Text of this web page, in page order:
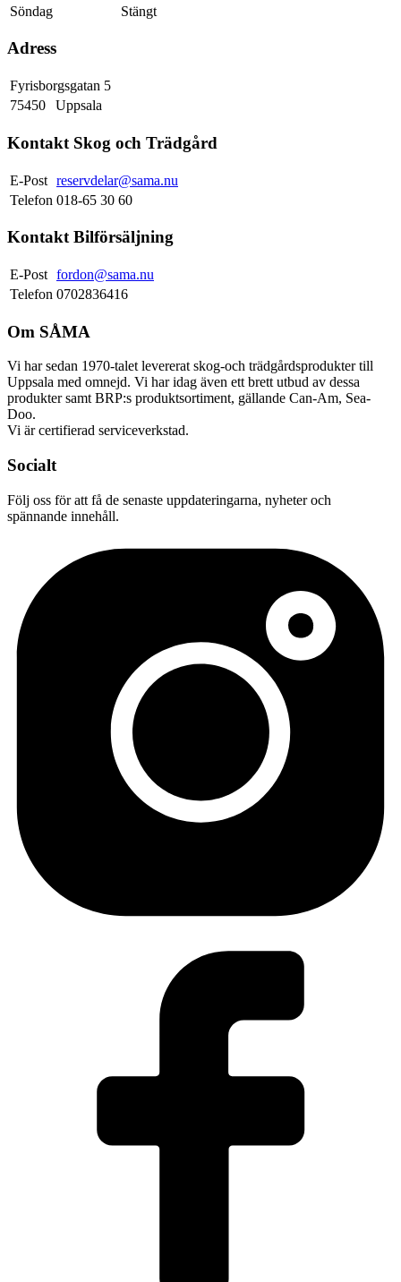
Söndag
Stängt
Adress
Fyrisborgsgatan 5
75450
Uppsala
Kontakt Skog och Trädgård
E-Post reservdelar@sama.nu
Telefon 018-65 30 60
Kontakt Bilförsäljning
E-Post fordon@sama.nu
Telefon 0702836416
Om SÅMA
Vi har sedan 1970-talet levererat skog-och trädgårdsprodukter till
Uppsala med omnejd. Vi har idag även ett brett utbud av dessa
produkter samt BRP:s produktsortiment, gällande Can-Am, Sea-
Doo.
Vi är certifierad serviceverkstad.
Socialt
Följ oss för att få de senaste uppdateringarna, nyheter och
spännande innehåll.